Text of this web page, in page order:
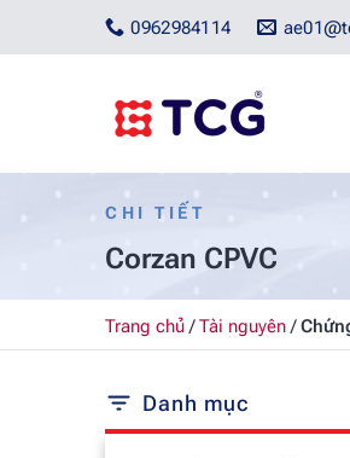
0962984114
CHI TIẾT
Corzan CPVC
Trang chủ/Tài nguyên/
Danh mục